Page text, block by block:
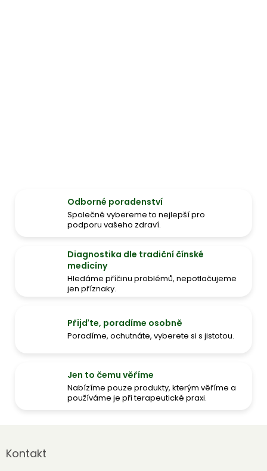
Odborné poradenství
Společně vybereme to nejlepší pro
podporu vašeho zdraví.
Diagnostika dle tradiční čínské
medicíny
Hledáme příčinu problémů, nepotlačujeme
jen příznaky.
Přijďte, poradíme osobně
Poradíme, ochutnáte, vyberete si s jistotou.
Jen to čemu věříme
Nabízíme pouze produkty, kterým věříme a
používáme je při terapeutické praxi.
p
Kontakt